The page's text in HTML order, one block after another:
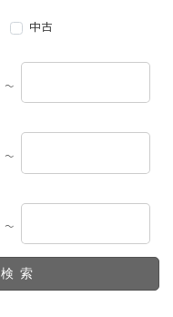
中古
～
～
～
検索